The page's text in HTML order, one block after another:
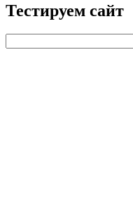
Тестируем сайт